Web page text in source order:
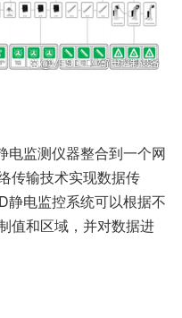
电监测仪器整合到一个网
传输技术实现数据传
静电监控系统可以根据不
值和区域，并对数据进